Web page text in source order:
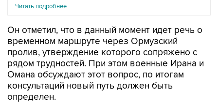
Читать подробнее
Он отметил, что в данный момент идет речь о
временном маршруте через Ормузский
пролив, утверждение которого сопряжено с
рядом трудностей. При этом военные Ирана и
Омана обсуждают этот вопрос, по итогам
консультаций новый путь должен быть
определен.